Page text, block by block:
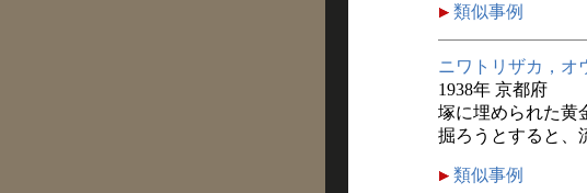
類似事例
ニワトリザカ，オ
1938年 京都府
塚に埋められた黄
掘ろうとすると、
類似事例